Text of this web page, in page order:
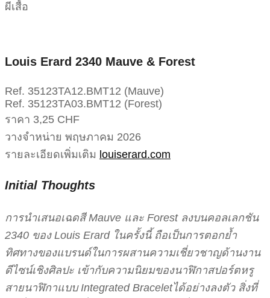
ผีเสื้อ
Louis Erard 2340 Mauve & Forest
Ref. 35123TA12.BMT12 (Mauve)
Ref. 35123TA03.BMT12 (Forest)
ราคา 3,25 CHF
วางจำหน่าย พฤษภาคม 2026
รายละเอียดเพิ่มเติม louiserard.com
Initial Thoughts
การนำเสนอเฉดสี Mauve และ Forest ลงบนคอลเลกชัน
2340 ของ Louis Erard ในครั้งนี้ ถือเป็นการตอกย้ำ
ทิศทางของแบรนด์ในการผสานความเชี่ยวชาญด้านงาน
ดีไซน์เชิงศิลปะ เข้ากับความนิยมของนาฬิกาสปอร์ตหรู
สายนาฬิกาแบบ Integrated Braceletได้อย่างลงตัว สิ่งที่